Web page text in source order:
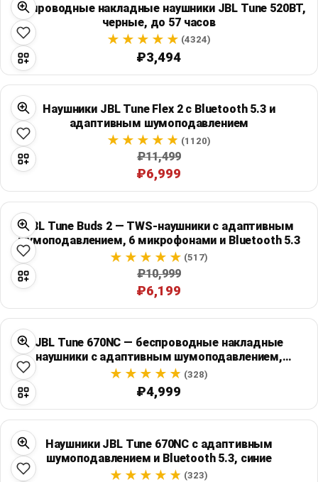
Categories
Brands
Global Price Tracker
Blog
Compare
Plans & Pricing
Log in
Беспроводные накладные наушники JBL Tune 520BT,
черные, до 57 часов
(4324)
₽3,494
Наушники JBL Tune Flex 2 с Bluetooth 5.3 и
адаптивным шумоподавлением
(1120)
₽11,499
₽6,999
JBL Tune Buds 2 — TWS-наушники с адаптивным
шумоподавлением, 6 микрофонами и Bluetooth 5.3
(517)
₽10,999
₽6,199
JBL Tune 670NC — беспроводные накладные
наушники с адаптивным шумоподавлением,
Bluetooth 5.3 и работой до 70 часов
(328)
₽4,999
Наушники JBL Tune 670NC с адаптивным
шумоподавлением и Bluetooth 5.3, синие
(323)